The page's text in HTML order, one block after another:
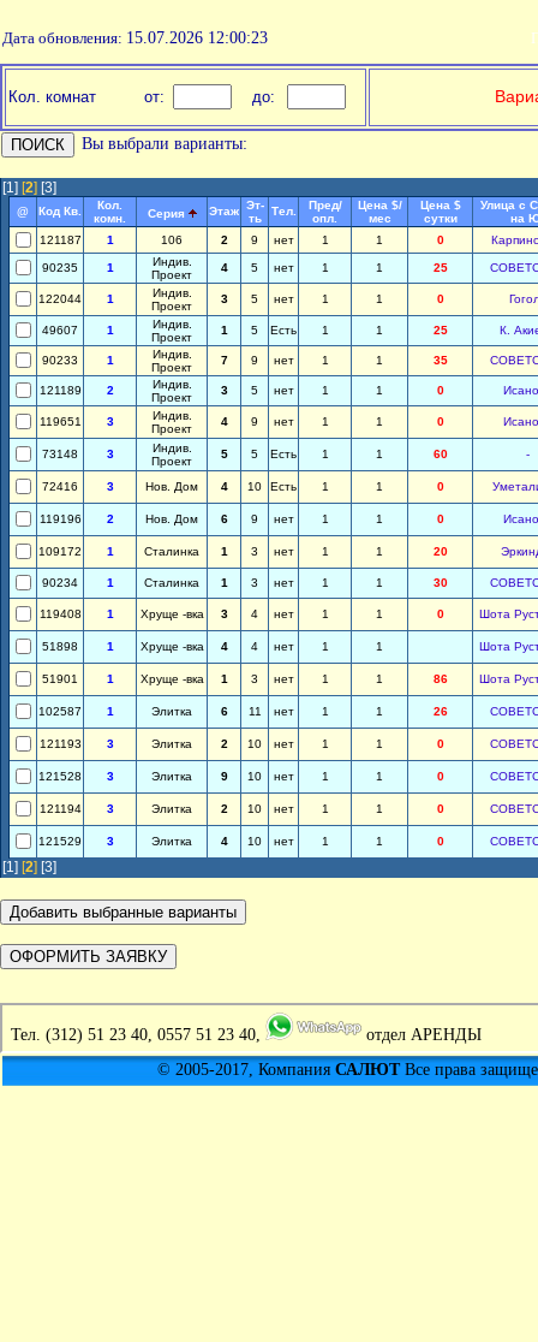
Дата обновления: 15.07.2026 12:00:23
Кол. комнат от: до:
Вы выбрали варианты:
[1] [2] [3]
@ Код Кв.
Кол.
комн.
Серия Этаж Эт-
ть
Тел.
Пред/
опл.
Цена $/
мес
Цена $
сутки
Улица с
на
121187
1 106 2 9 нет 1 1 0
90235 1
Индив.
Проект
4 5 нет 1 1 25
122044 1
Индив.
Проект
3 5 нет 1 1 0
49607 1
Индив.
Проект
1 5 Есть 1 1 25 К.
90233 1
Индив.
Проект
7 9 нет 1 1 35
121189 2
Индив.
Проект
3 5 нет 1 1 0
119651 3
Индив.
Проект
4 9 нет 1 1 0
73148 3
Индив.
Проект
5 5 Есть 1 1 60 -
72416 3 Нов. Дом 4 10 Есть 1 1 0
119196 2 Нов. Дом 6 9 нет 1 1 0
109172 1 Сталинка 1 3 нет 1 1 20
90234 1 Сталинка 1 3 нет 1 1 30
119408 1 Хруще -вка 3 4 нет 1 1 0 Шота
51898 1 Хруще -вка 4 4 нет 1 1 Шота
51901 1 Хруще -вка 1 3 нет 1 1 86 Шота
102587 1 Элитка 6 11 нет 1 1 26
121193 3 Элитка 2 10 нет 1 1 0
121528 3 Элитка 9 10 нет 1 1 0
121194 3 Элитка 2 10 нет 1 1 0
121529 3 Элитка 4 10 нет 1 1 0
[1] [2] [3]
Тел. (312) 51 23 40, 0557 51 23 40,
отдел АРЕНДЫ
© 2005-2017, Компания САЛЮТВсе права